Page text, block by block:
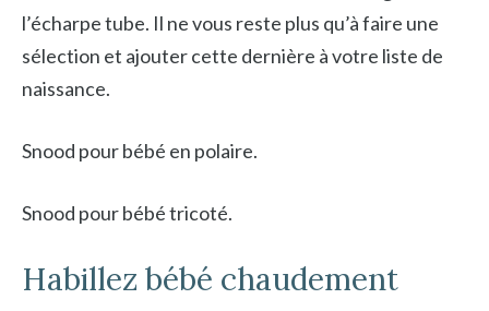
l’écharpe tube. Il ne vous reste plus qu’à faire une
sélection et ajouter cette dernière à votre liste de
naissance.
Snood pour bébé en polaire.
Snood pour bébé tricoté.
Habillez bébé chaudement